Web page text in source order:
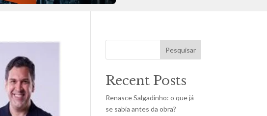
Pesquisar
Recent Posts
Renasce Salgadinho: o que já
se sabia antes da obra?